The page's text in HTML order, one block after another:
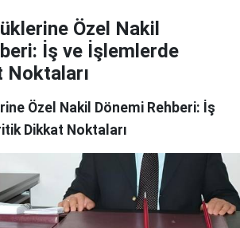
Özel Nakil
İş ve İşlemlerde
Özel Nakil Dönemi Rehberi: İş
Dikkat Noktaları